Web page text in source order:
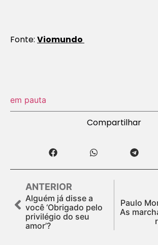
Fonte: Viomundo
em pauta
Compartilhar
ANTERIOR
Alguém já disse a
você ‘Obrigado pelo
privilégio do seu
amor’?
Paulo
As